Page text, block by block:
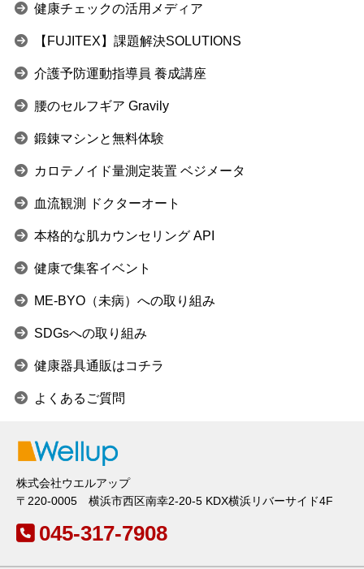
健康チェックの活用メディア
【FUJITEX】課題解決SOLUTIONS
介護予防運動指導員 養成講座
腰のセルフギア Gravily
鍛錬マシンと無料体験
カロテノイド量測定装置 ベジメータ
血流観測 ドクターオート
本格的な肌カウンセリング API
健康で集客イベント
ME-BYO（未病）への取り組み
SDGsへの取り組み
健康器具通販はコチラ
よくあるご質問
株式会社ウエルアップ
〒220-0005 横浜市西区南幸2-20-5 KDX横浜リバーサイド4F
045-317-7908